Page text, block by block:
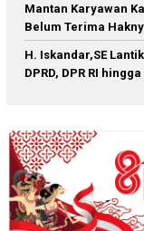
Mantan Karyawan
Belum Terima
H. Iskandar,SE
DPRD, DPR RI